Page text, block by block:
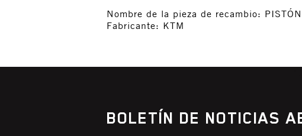
Nombre de la pieza de recambio:
Fabricante: KTM
BOLETÍN DE NOTICIAS